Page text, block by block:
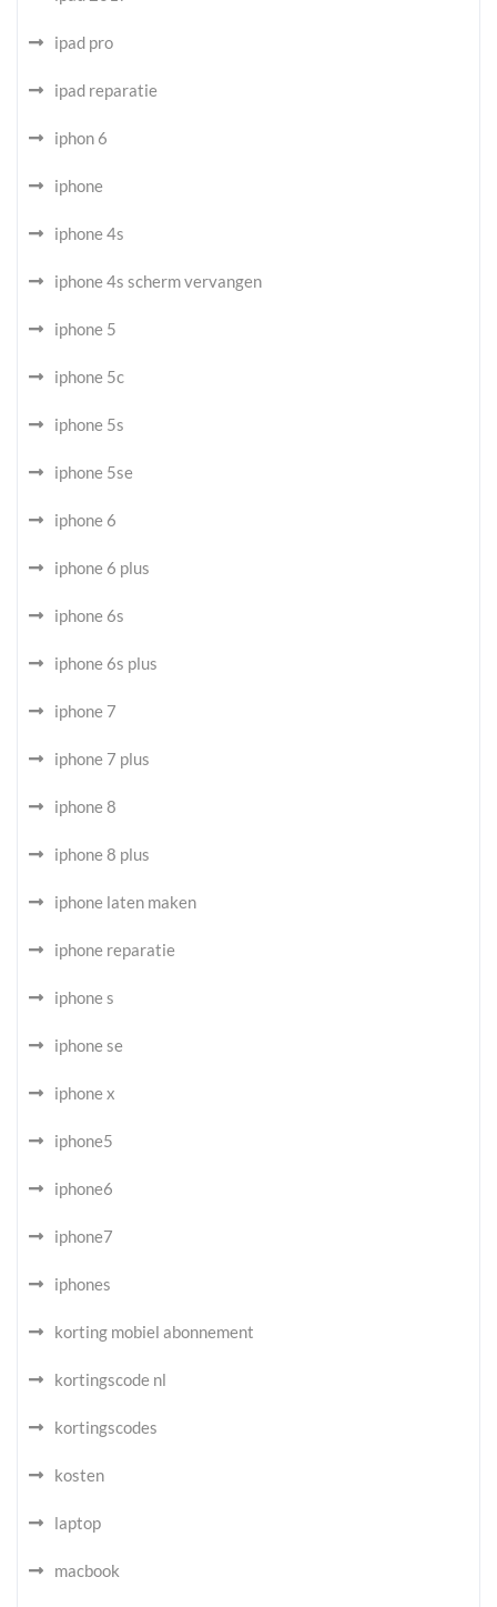
ipad pro
ipad reparatie
iphon 6
iphone
iphone 4s
iphone 4s scherm vervangen
iphone 5
iphone 5c
iphone 5s
iphone 5se
iphone 6
iphone 6 plus
iphone 6s
iphone 6s plus
iphone 7
iphone 7 plus
iphone 8
iphone 8 plus
iphone laten maken
iphone reparatie
iphone s
iphone se
iphone x
iphone5
iphone6
iphone7
iphones
korting mobiel abonnement
kortingscode nl
kortingscodes
kosten
laptop
macbook